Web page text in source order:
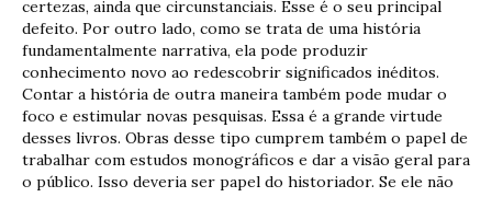
certezas, ainda que circunstanciais. Esse é o seu principal
defeito. Por outro lado, como se trata de uma história
fundamentalmente narrativa, ela pode produzir
conhecimento novo ao redescobrir significados inéditos.
Contar a história de outra maneira também pode mudar o
foco e estimular novas pesquisas. Essa é a grande virtude
desses livros. Obras desse tipo cumprem também o papel de
trabalhar com estudos monográficos e dar a visão geral para
o público. Isso deveria ser papel do historiador. Se ele não